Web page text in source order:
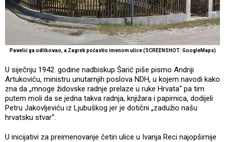
Pavelić ga odlikovao, a Zagreb počastio imenom ulice (SCREENSHOT: GoogleMaps)
U siječnju 1942. godine nadbiskup Šarić piše pismo Andriji
Artukoviću, ministru unutarnjih poslova NDH, u kojem navodi kako
zna da „mnoge židovske radnje prelaze u ruke Hrvata“ pa tim
putem moli da se jedna takva radnja, knjižara i papirnica, dodijeli
Petru Jakovljeviću iz Ljubuškog jer je dotični „zadužio našu
hrvatsku stvar“.
U inicijativi za preimenovanje četiri ulice u Ivanja Reci najopširnije